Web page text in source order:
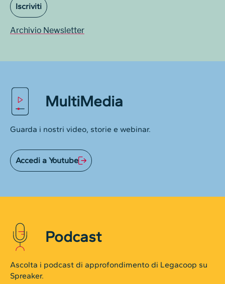
Iscriviti
Archivio Newsletter
MultiMedia
Guarda i nostri video, storie e webinar.
Accedi a Youtube
Podcast
Ascolta i podcast di approfondimento di Legacoop su
Spreaker.